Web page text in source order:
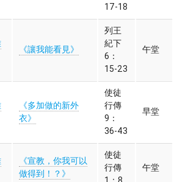
17-18
《讓我能看見》
列王
紀下
6：
15-23
午堂
《多加做的新外
衣》
使徒
行傳
9：
36-43
早堂
《宣教，你我可以
做得到！？》
使徒
行傳
午堂